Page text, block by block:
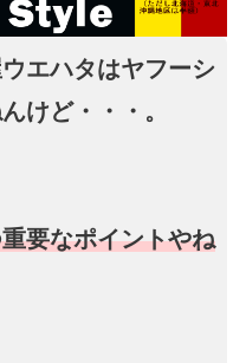
エハタはヤフーシ
けど・・・。
要なポイントやね